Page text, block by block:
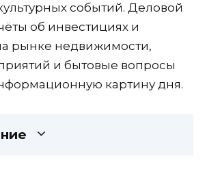
событий. Деловой
об инвестициях и
рынке недвижимости,
и бытовые вопросы
картину дня.